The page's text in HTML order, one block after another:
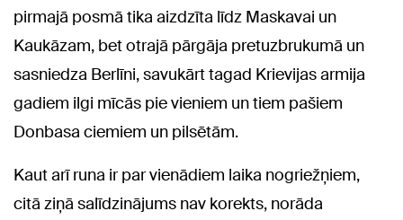
pirmajā posmā tika aizdzīta līdz Maskavai un
Kaukāzam, bet otrajā pārgāja pretuzbrukumā un
sasniedza Berlīni, savukārt tagad Krievijas armija
gadiem ilgi mīcās pie vieniem un tiem pašiem
Donbasa ciemiem un pilsētām.
Kaut arī runa ir par vienādiem laika nogriežņiem,
citā ziņā salīdzinājums nav korekts, norāda